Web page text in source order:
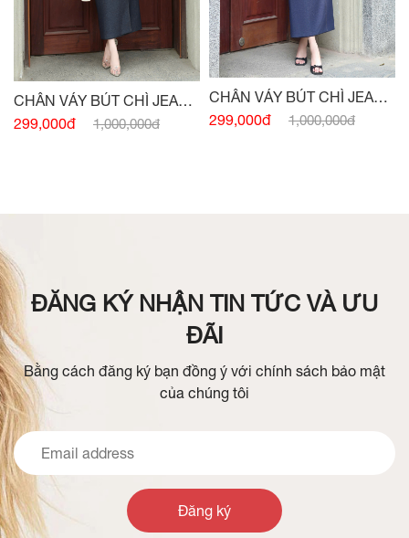
CHÂN VÁY BÚT CHÌ JEAN
ĐEN TÀ LẬT ĐÍNH CHARM
299,000đ 1,000,000đ
CHÂN VÁY BÚT CHÌ JEAN
LỤA XANH TÀ LẬT
299,000đ 1,000,000đ
ĐĂNG KÝ NHẬN TIN TỨC VÀ ƯU
ĐÃI
Bằng cách đăng ký bạn đồng ý với chính sách bảo mật
của chúng tôi
Đăng ký